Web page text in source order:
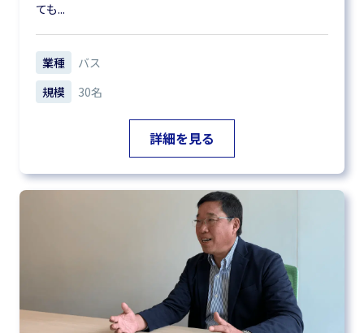
ても...
業種
バス
規模
30名
詳細を見る